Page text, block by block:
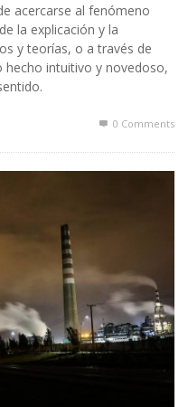
acercarse al fenómeno
la explicación y la
y teorías, o a través de
hecho intuitivo y novedoso,
0 Comments